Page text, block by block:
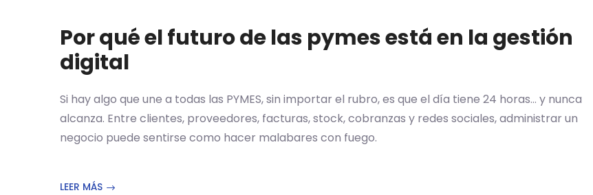
Por qué el futuro de las pymes está en la gestión
digital
Si hay algo que une a todas las PYMES, sin importar el rubro, es que el día tiene 24 horas… y nunca
alcanza. Entre clientes, proveedores, facturas, stock, cobranzas y redes sociales, administrar un
negocio puede sentirse como hacer malabares con fuego.
LEER MÁS